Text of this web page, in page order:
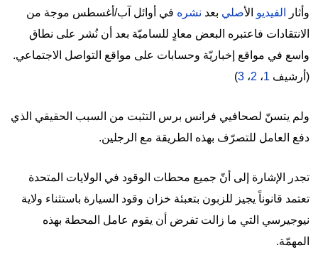
وأثار الفيديو الأصلي بعد نشره في أوائل آب/أغسطس موجة من
الانتقادات فاعتبره البعض معادٍ للساميّة بعد أن نُشر على نطاق
واسع في مواقع إخباريّة وحسابات على مواقع التواصل الاجتماعي.
(أرشيف 1، 2، 3
)
ولم يتسنّ لصحافيي فرانس برس التثبت من السبب الحقيقي الذي
دفع العامل للتصرّف بهذه الطريقة مع الرجلين.
تجدر الإشارة إلى أنّ جميع محطات الوقود في الولايات المتحدة
تعتمد قانوناً يجيز للزبون بتعبئة خزان وقود السيارة باستثناء ولاية
نيوجيرسي التي ما زالت تفرض أن يقوم عامل المحطة بهذه
المهمّة.